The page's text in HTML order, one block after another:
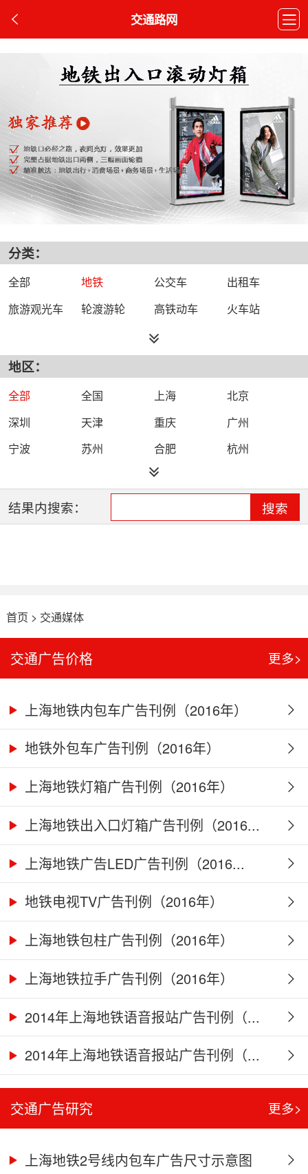
交通路网
分类：
全部 地铁 公交车
出租车
旅游观光车
轮渡游轮 高铁动车 火车站
地区：
全部 全国 上海
北京
深圳
天津 重庆
广州
宁波
苏州 合肥
杭州
西安
结果内搜索： 搜索
首页 > 交通媒体
交通广告价格 更多>
上海地铁内包车广告刊例（2016年）
地铁外包车广告刊例（2016年）
上海地铁灯箱广告刊例（2016年）
上海地铁出入口灯箱广告刊例（2016...
上海地铁广告LED广告刊例（2016...
地铁电视TV广告刊例（2016年）
上海地铁包柱广告刊例（2016年）
上海地铁拉手广告刊例（2016年）
2014年上海地铁语音报站广告刊例（...
2014年上海地铁语音报站广告刊例（...
交通广告研究 更多>
上海地铁2号线内包车广告尺寸示意图